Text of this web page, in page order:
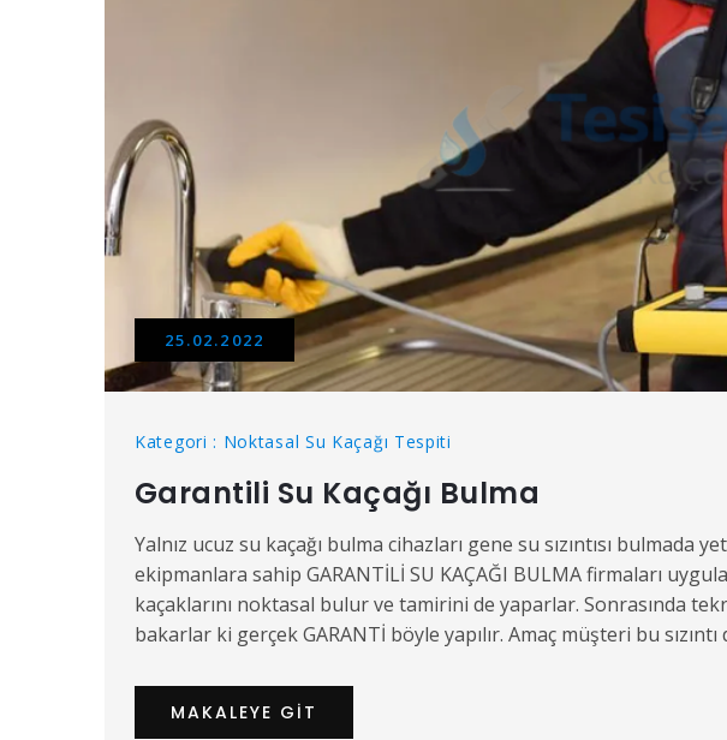
25.02.2022
Kategori : Noktasal Su Kaçağı Tespiti
Garantili Su Kaçağı Bulma
Yalnız ucuz su kaçağı bulma cihazları gene su sızıntısı bulmada
ekipmanlara sahip GARANTİLİ SU KAÇAĞI BULMA firmaları
kaçaklarını noktasal bulur ve tamirini de yaparlar. Sonrasında
bakarlar ki gerçek GARANTİ böyle yapılır. Amaç müşteri bu
MAKALEYE GIT